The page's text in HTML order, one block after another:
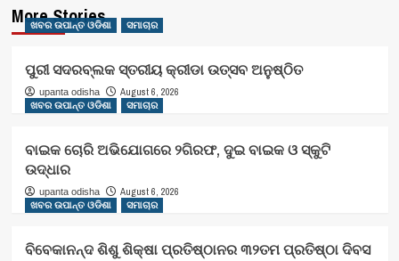
More Stories
ଖବର ଉପାନ୍ତ ଓଡିଶା ସମାଚାର
ପୁରୀ ସଦରବ୍ଲକ ସ୍ତରୀୟ କ୍ରୀଡା ଉତ୍ସବ ଅନୁଷ୍ଠିତ
upanta odisha
August 6, 2026
ଖବର ଉପାନ୍ତ ଓଡିଶା
ସମାଚାର
ବାଇକ ଚୋରି ଅଭିଯୋଗରେ ୨ଗିରଫ, ଦୁଇ ବାଇକ ଓ ସ୍କୁଟି
ଉଦ୍ଧାର
upanta odisha
August 6, 2026
ଖବର ଉପାନ୍ତ ଓଡିଶା
ସମାଚାର
ବିବେକାନନ୍ଦ ଶିଶୁ ଶିକ୍ଷା ପ୍ରତିଷ୍ଠାନର ୩୨ତମ ପ୍ରତିଷ୍ଠା ଦିବସ